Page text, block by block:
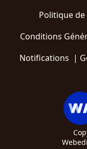
Politique
Conditions
Notifications |